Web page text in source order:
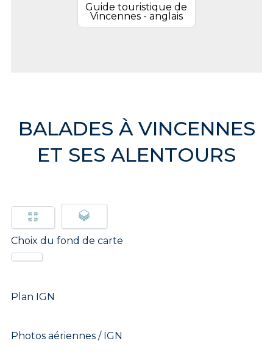
Guide touristique de
Vincennes - anglais
BALADES À VINCENNES
ET SES ALENTOURS
Choix du fond de carte
Plan IGN
Photos aériennes / IGN